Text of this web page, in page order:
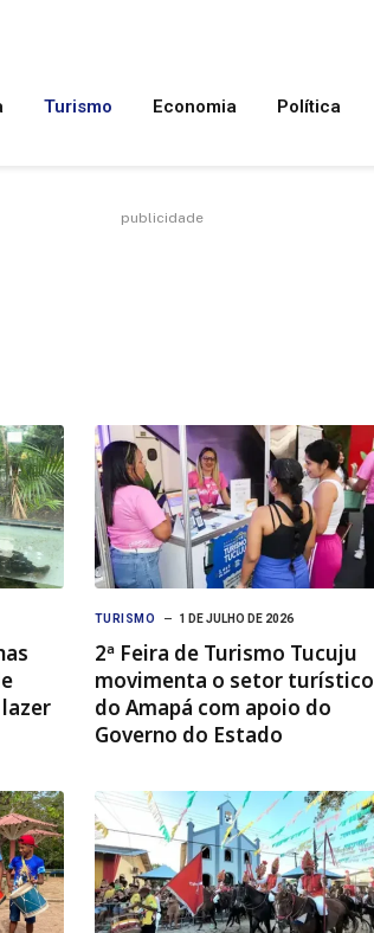
Turismo Economia Política
publicidade
TURISMO 1 DE JULHO DE 2026
2ª Feira de Turismo Tucuju
movimenta o setor turístico
do Amapá com apoio do
Governo do Estado